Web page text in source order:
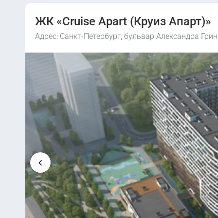
ЖК «Cruise Apart (Круиз Апарт)»
Адрес: Санкт-Петербург, бульвар Александра